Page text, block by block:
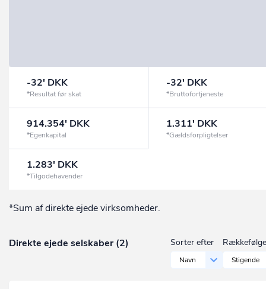
-32' DKK
*Resultat før skat
-32' DKK
*Bruttofortjeneste
914.354' DKK
*Egenkapital
1.311' DKK
*Gældsforpligtelser
1.283' DKK
*Tilgodehavender
*Sum af direkte ejede virksomheder.
Direkte ejede selskaber (2) Sorter efter
Navn
Rækkefølge
Stigende